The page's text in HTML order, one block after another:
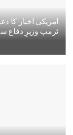
امریکی اخبار کا
ٹرمپ وزیرِ دفاع